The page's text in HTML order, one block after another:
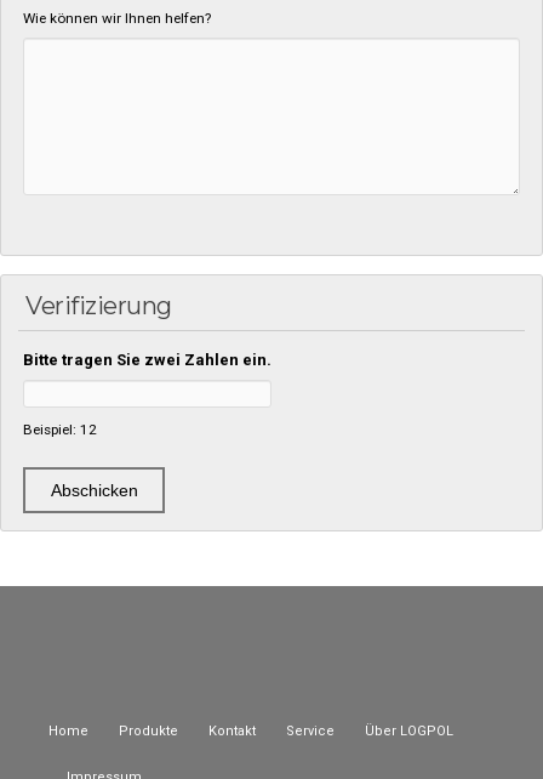
Wie können wir Ihnen helfen?
Verifizierung
Bitte tragen Sie zwei Zahlen ein.
Beispiel: 12
Home Produkte Kontakt Service Über LOGPOL